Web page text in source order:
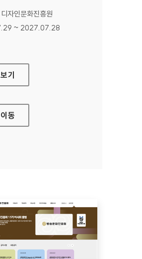
자인문화진흥원
~ 2027.07.28
기
이동